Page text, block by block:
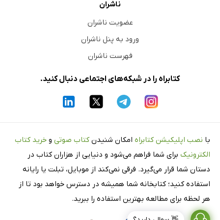
ناشران
عضویت ناشران
ورود به پنل ناشران
فهرست ناشران
کتابراه را در شبکه‌های اجتماعی دنبال کنید.
با نصب اپلیکیشن کتابراه امکان شنیدن کتاب صوتی و خرید کتاب
الکترونیک برای شما فراهم می‌شود و دنیایی از هزاران کتاب در
دستان شما قرار می‌گیرد. فرقی نمی‌کند از موبایل، تبلت یا رایانه
استفاده کنید؛ کتابخانه شما همیشه در دسترس خواهد بود تا از
هر لحظه برای مطالعه بهترین استفاده را ببرید.